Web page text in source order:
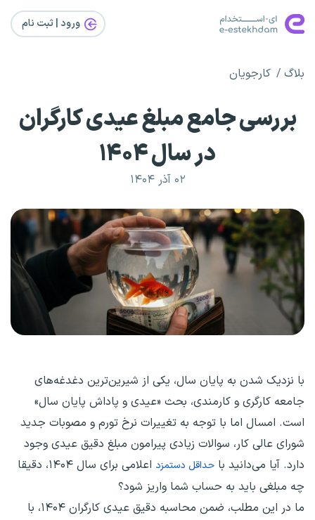
ورود | ثبت‌ نام
بلاگ کارجویان
بررسی جامع مبلغ عیدی کارگران
در سال ۱۴۰۴
۰۲ آذر ۱۴۰۴
با نزدیک شدن به پایان سال، یکی از شیرین‌ترین دغدغه‌های
جامعه کارگری و کارمندی، بحث «عیدی و پاداش پایان سال»
است. امسال اما با توجه به تغییرات نرخ تورم و مصوبات جدید
شورای عالی کار، سوالات زیادی پیرامون مبلغ دقیق عیدی وجود
دارد. آیا می‌دانید با حداقل دستمزد
اعلامی برای سال ۱۴۰۴، دقیقا
چه مبلغی باید به حساب شما واریز شود؟
ما در این مطلب، ضمن محاسبه دقیق عیدی کارگران ۱۴۰۴، با